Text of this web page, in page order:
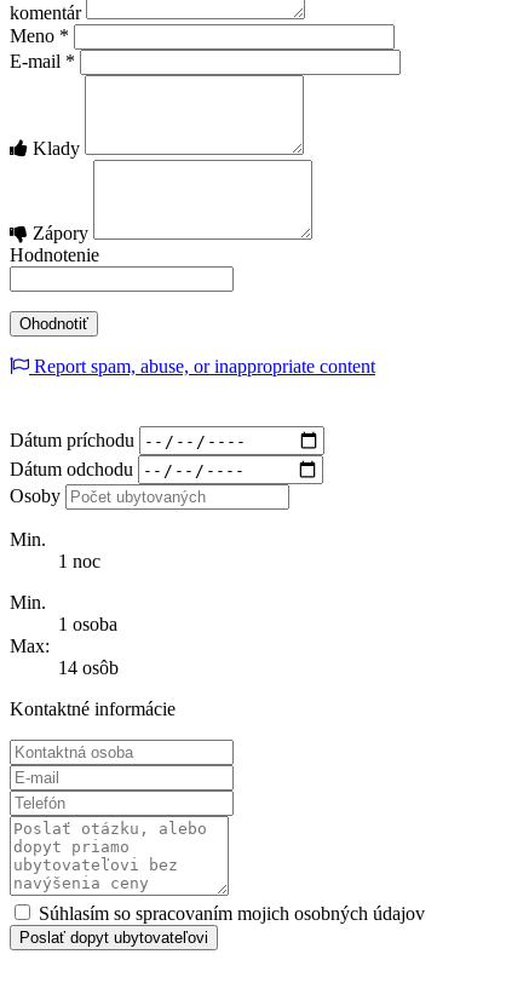
komentár
Meno *
E-mail *
Klady
Zápory
Hodnotenie
Report spam, abuse, or inappropriate content
Dátum príchodu
Dátum odchodu
Osoby
Min.
1 noc
Min.
1 osoba
Max:
14 osôb
Kontaktné informácie
Súhlasím so spracovaním mojich osobných údajov
Poslať dopyt ubytovateľovi